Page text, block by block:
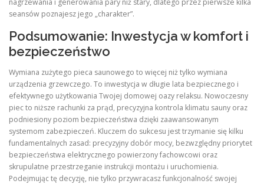
nagrzewania i generowania pary niż stary, dlatego przez pierwsze kilka
seansów poznajesz jego „charakter”.
Podsumowanie: Inwestycja w komfort i
bezpieczeństwo
Wymiana zużytego pieca saunowego to więcej niż tylko wymiana
urządzenia grzewczego. To inwestycja w długie lata bezpiecznego i
efektywnego użytkowania Twojej domowej oazy relaksu. Nowoczesny
piec to niższe rachunki za prąd, precyzyjna kontrola klimatu sauny oraz
podniesiony poziom bezpieczeństwa dzięki zaawansowanym
systemom zabezpieczeń. Kluczem do sukcesu jest trzymanie się kilku
fundamentalnych zasad: precyzyjny dobór mocy, bezwzględny priorytet
bezpieczeństwa elektrycznego powierzony fachowcowi oraz
skrupulatne przestrzeganie instrukcji montażu i uruchomienia.
Podejmując tę decyzję, nie tylko przywracasz funkcjonalność swojej